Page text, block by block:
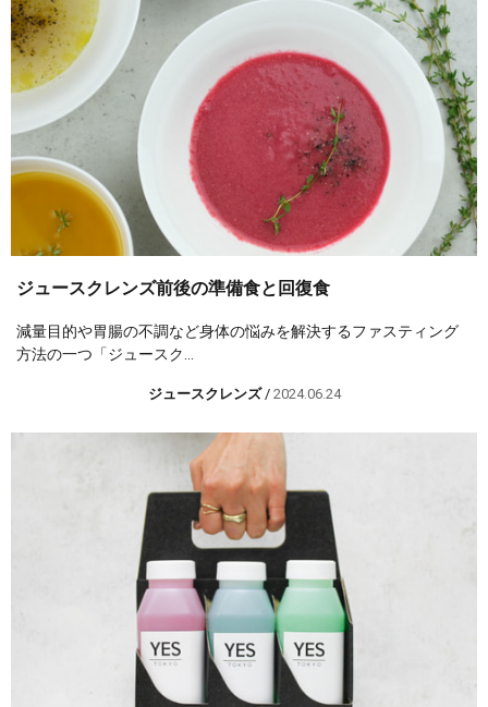
ジュースクレンズ前後の準備食と回復食
減量目的や胃腸の不調など身体の悩みを解決するファスティング
方法の一つ「ジュースク...
ジュースクレンズ/ 2024.06.24